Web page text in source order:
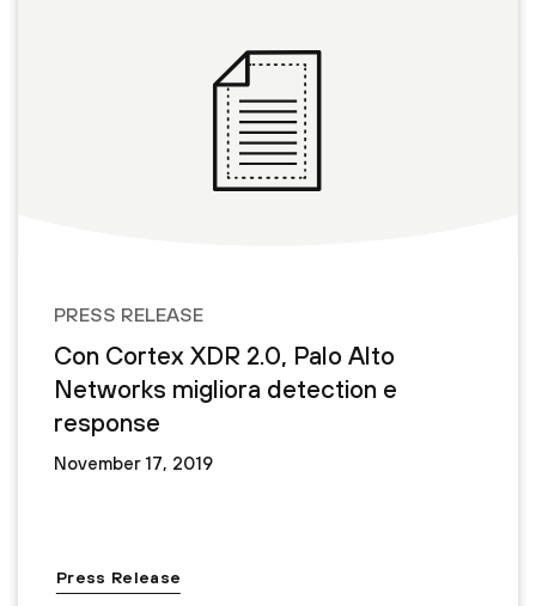
PRESS RELEASE
Con Cortex XDR 2.0, Palo Alto
Networks migliora detection e
response
November 17, 2019
Press Release